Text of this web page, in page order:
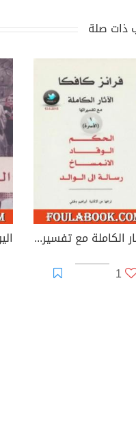
ذات صلة
الآثار الكاملة مع تفسيراتها - الأسرة
1